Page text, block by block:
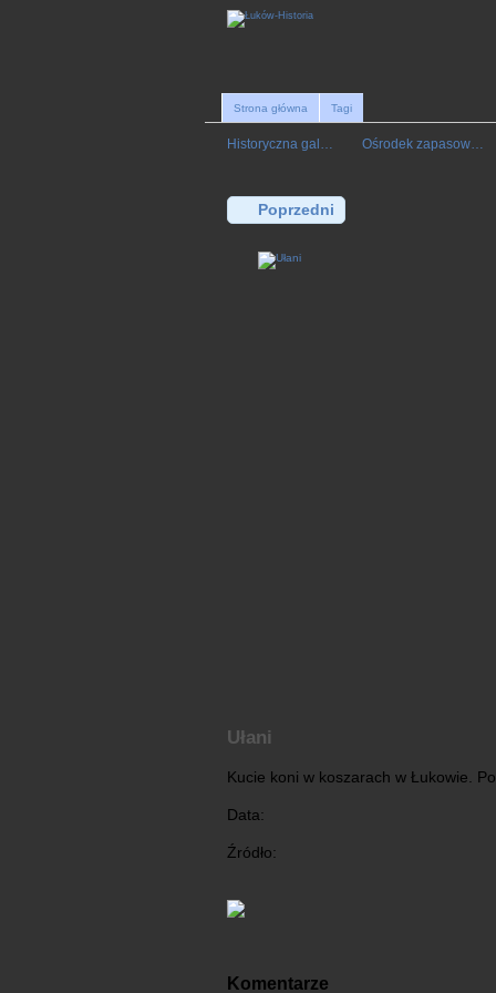
Strona główna Tagi
Historyczna gal… Ośrodek zapasow…
Poprzedni
Ułani
Kucie koni w koszarach w Łukowie.
Data:
Źródło:
Komentarze